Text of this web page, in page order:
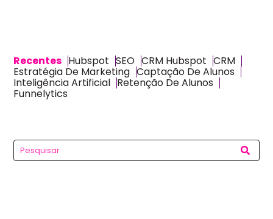
Recentes Hubspot SEO CRM Hubspot CRM
Estratégia De Marketing Captação De Alunos
Inteligência Artificial Retenção De Alunos
Funnelytics